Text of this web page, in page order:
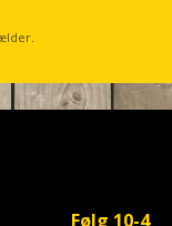
Følg 10-4